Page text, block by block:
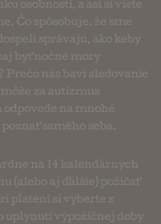
osobnosti, a asi si viete
Čo spôsobuje, že sme
správajú, ako keby
byť nočné mory
Prečo nás baví sledovanie
za autizmus
na mnohé
samého seba.
na 14 kalendárnych
(alebo aj ďalšie) požičať
platení si vyberte z
uplynutí výpožičnej doby